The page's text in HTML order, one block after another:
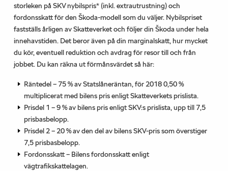
storleken på SKV nybilspris* (inkl. extrautrustning) och
fordonsskatt för den Škoda-modell som du väljer. Nybilspriset
fastställs årligen av Skatteverket och följer din Škoda under hela
innehavstiden. Det beror även på din marginalskatt, hur mycket
du kör, eventuell reduktion och avdrag för resor till och från
jobbet. Du kan räkna ut förmånsvärdet så här:
Räntedel – 75 % av Statslåneräntan, för 2018 0,50 %
multiplicerat med bilens pris enligt Skatteverkets prislista.
Prisdel 1 – 9 % av bilens pris enligt SKV:s prislista, upp till 7,5
prisbasbelopp.
Prisdel 2 – 20 % av den del av bilens SKV-pris som överstiger
7,5 prisbasbelopp.
Fordonsskatt – Bilens fordonsskatt enligt
vägtrafikskattelagen.